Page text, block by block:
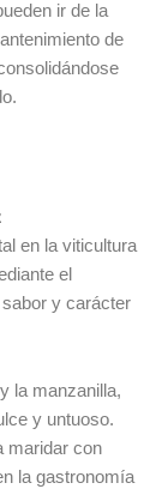
ir de la
de
en la viticultura
el
y carácter
la manzanilla,
y untuoso.
maridar con
la gastronomía